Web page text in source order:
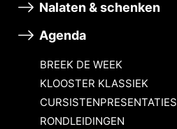
Nalaten & schenken
Agenda
BREEK DE WEEK
KLOOSTER KLASSIEK
CURSISTENPRESENTATIES
RONDLEIDINGEN